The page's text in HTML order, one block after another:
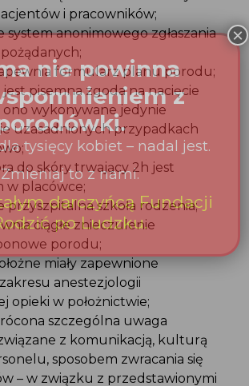
formularz planu porodu;
pisemna zgoda na nacięcie
wykonywane jedynie
uzasadnionych przypadkach
do skóry trwający 2h jest
w placówce;
szkoła rodzenia;
ciągłe znieczulenie
porodu;
miały zapewnione szkolenie
i intensywnej opieki
szczególna uwaga
z komunikacją, kulturą
sposobem zwracania się
– w związku z przedstawionymi
ankiety „Głos matek”;